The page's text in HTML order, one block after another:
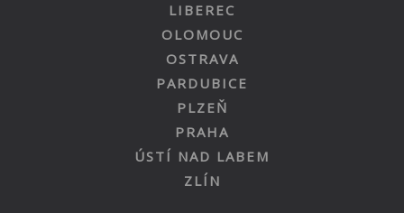
LIBEREC
OLOMOUC
OSTRAVA
PARDUBICE
PLZEŇ
PRAHA
ÚSTÍ NAD LABEM
ZLÍN